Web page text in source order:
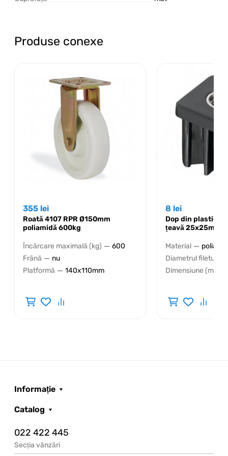
Produse conexe
355 lei
Roată 4107 RPR Ø150mm
poliamidă 600kg
Încărcare maximală (kg) — 600
Frână — nu
Platformă — 140x110mm
8 lei
Dop din plastic
țeavă 25x25mm
Material —
Diametrul filetului
Dimensiune (mm)
Informație
Catalog
022 422 445
Secția vânzări